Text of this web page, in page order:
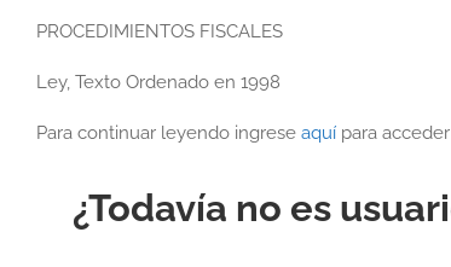
PROCEDIMIENTOS FISCALES
Ley, Texto Ordenado en 1998
Para continuar leyendo ingrese aquí para
¿Todavía no es